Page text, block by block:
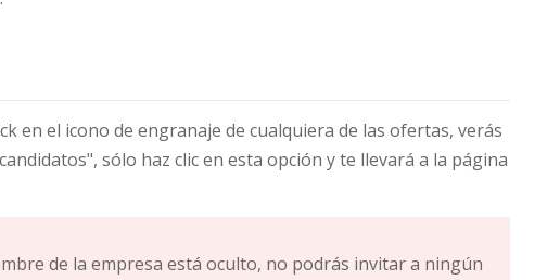
en el icono de engranaje de cualquiera de las ofertas, verás
sólo haz clic en esta opción y te llevará a la página
de la empresa está oculto, no podrás invitar a ningún